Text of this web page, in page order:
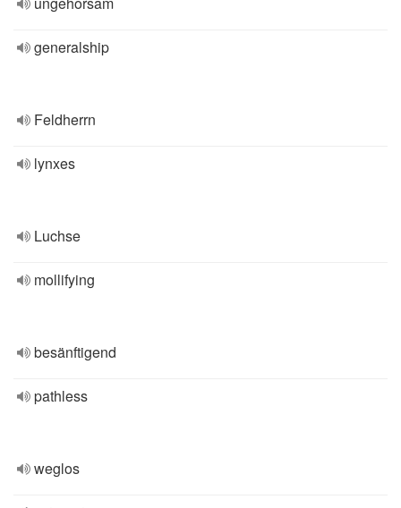
generalship
Feldherrn
lynxes
Luchse
mollifying
besänftigend
pathless
weglos